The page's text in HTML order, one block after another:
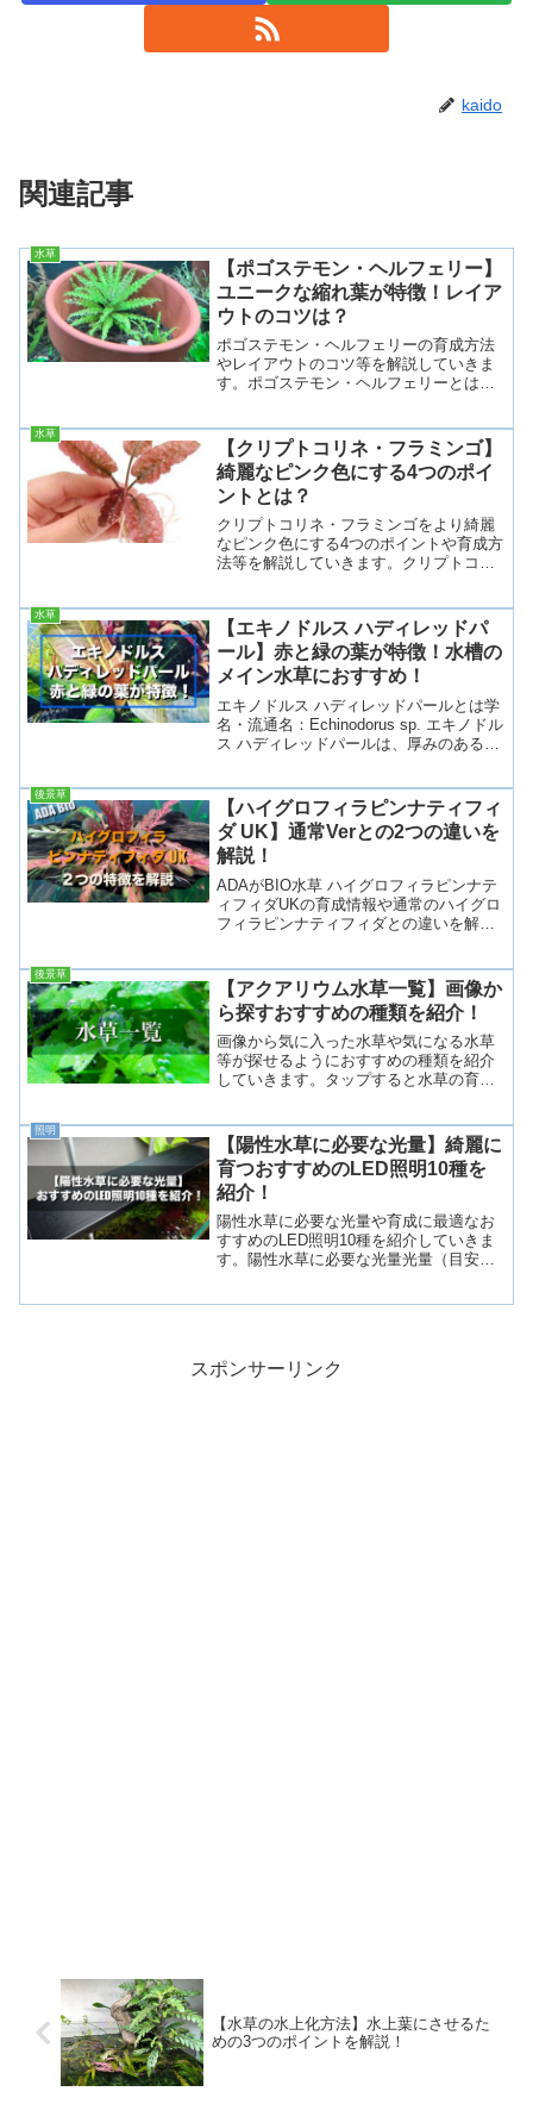
kaido
関連記事
水草
【ポゴステモン・ヘルフェリー】
ユニークな縮れ葉が特徴！レイア
ウトのコツは？
ポゴステモン・ヘルフェリーの育成方法
やレイアウトのコツ等を解説していきま
す。ポゴステモン・ヘルフェリーとは学
の小型な水草で、明るい緑色をしていま
す。...
水草
【クリプトコリネ・フラミンゴ】
綺麗なピンク色にする4つのポイ
ントとは？
クリプトコリネ・フラミンゴをより綺麗
なピンク色にする4つのポイントや育成方
法等を解説していきます。クリプトコリ
ネ・フラミンゴとは、サトイモ科である
ク...
水草
【エキノドルス ハディレッドパ
ール】赤と緑の葉が特徴！水槽の
メイン水草におすすめ！
エキノドルス ハディレッドパールとは学
名・流通名：Echinodorus sp. エキノドル
ス ハディレッドパールは、厚みのある大
た目は赤色の新しい葉を展開し、写真...
後景草
【ハイグロフィラピンナティフィ
ダ UK】通常Verとの2つの違いを
解説！
ADAがBIO水草 ハイグロフィラピンナテ
ィフィダUKの育成情報や通常のハイグロ
フィラピンナティフィダとの違いを解説
Hygrophila pinnatifida ハイグロフ...
後景草
【アクアリウム水草一覧】画像か
ら探すおすすめの種類を紹介！
画像から気に入った水草や気になる水草
等が探せるようにおすすめの種類を紹介
していきます。タップすると水草の育成
ヒドロコティレヒドロコティレミニグロ
ッソスティグマブセファラ...
照明
【陽性水草に必要な光量】綺麗に
育つおすすめのLED照明10種を
紹介！
陽性水草に必要な光量や育成に最適なお
すすめのLED照明10種を紹介していきま
す。陽性水草に必要な光量光量（目安）
スポンサーリンク
【水草の水上化方法】水上葉にさせるた
めの3つのポイントを解説！